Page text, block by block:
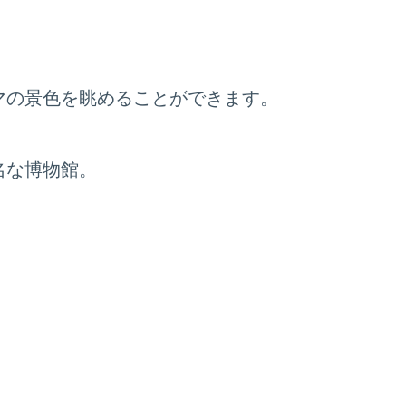
景色を眺めることができます。
博物館。